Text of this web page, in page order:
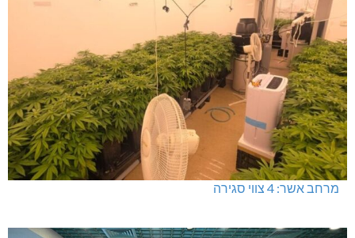
מרחב אשר: 4 צווי סגירה